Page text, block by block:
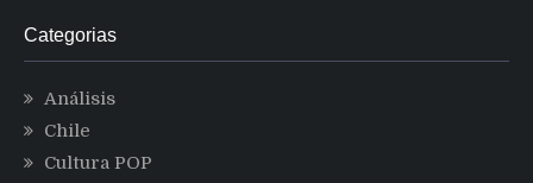
Categorias
Análisis
Chile
Cultura POP